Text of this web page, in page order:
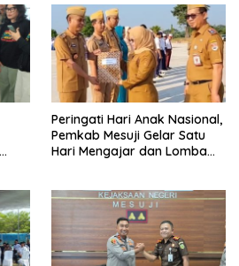
Peringati Hari Anak Nasional,
Pemkab Mesuji Gelar Satu
Hari Mengajar dan Lomba